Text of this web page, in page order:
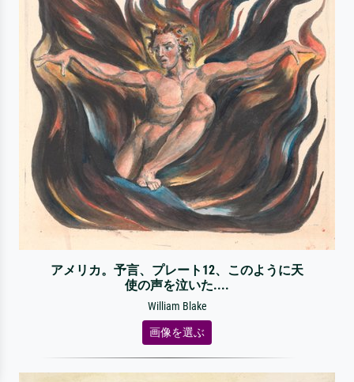
アメリカ。予言、プレート12、このように天
使の声を泣いた....
William Blake
画像を選ぶ